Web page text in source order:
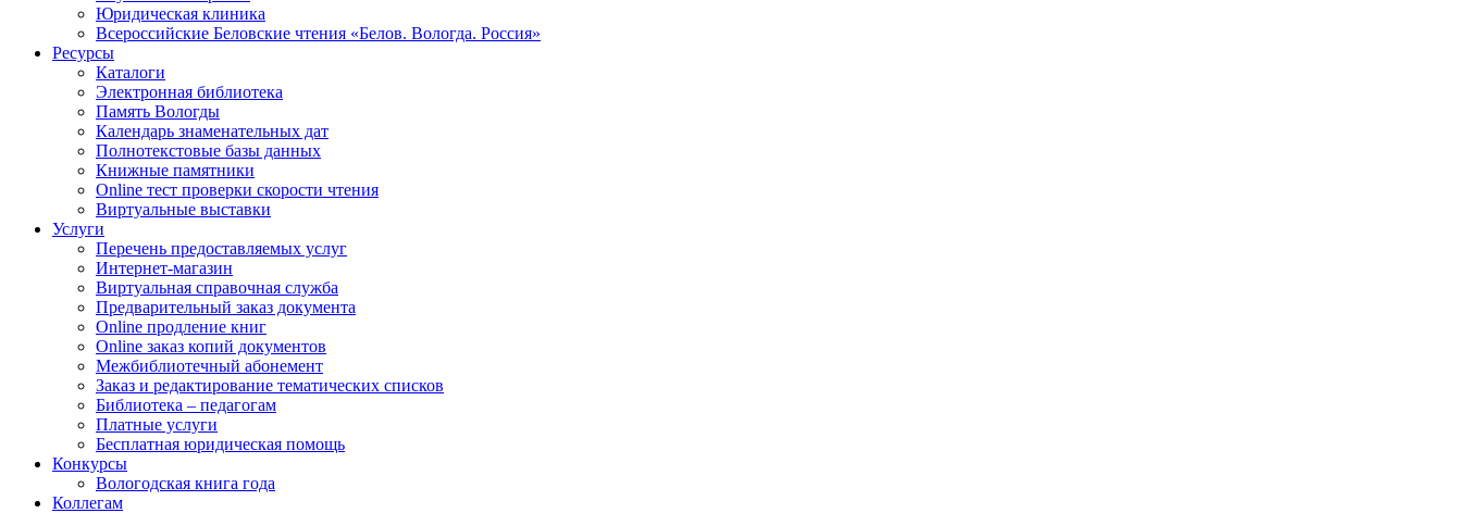
Юридическая клиника
Всероссийские Беловские чтения «Белов. Вологда. Россия»
Ресурсы
Каталоги
Электронная библиотека
Память Вологды
Календарь знаменательных дат
Полнотекстовые базы данных
Книжные памятники
Online тест проверки скорости чтения
Виртуальные выставки
Услуги
Перечень предоставляемых услуг
Интернет-магазин
Виртуальная справочная служба
Предварительный заказ документа
Online продление книг
Online заказ копий документов
Межбиблиотечный абонемент
Заказ и редактирование тематических списков
Библиотека – педагогам
Платные услуги
Бесплатная юридическая помощь
Конкурсы
Вологодская книга года
Коллегам